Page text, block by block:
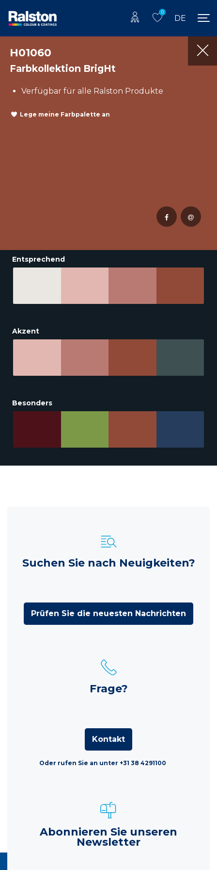
0
DE
H01060
Farbkollektion BrigHt
Verfügbar für alle Ralston Produkte
Lege meine Farbpalette an
Entsprechend
Akzent
Besonders
Suchen Sie nach Neuigkeiten?
Prüfen Sie die neuesten Nachrichten
Frage?
Kontakt
Oder rufen Sie an unter +31 38 4291100
Abonnieren Sie unseren
Newsletter